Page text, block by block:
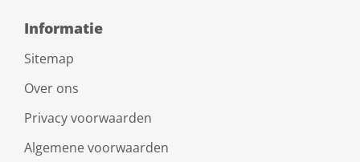
Informatie
Sitemap
Over ons
Privacy voorwaarden
Algemene voorwaarden